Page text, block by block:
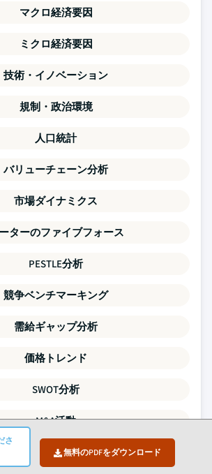
さ
無料のPDFをダウンロード
マクロ経済要因
ミクロ経済要因
技術・イノベーション
規制・政治環境
人口統計
バリューチェーン分析
市場ダイナミクス
ターのファイブフォース
PESTLE分析
競争ベンチマーキング
需給ギャップ分析
価格トレンド
SWOT分析
M&A活動
投資・資金調達の状況